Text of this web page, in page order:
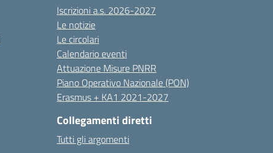
Iscrizioni a.s. 2026-2027
Le notizie
Le circolari
Calendario eventi
Attuazione Misure PNRR
Piano Operativo Nazionale (PON)
Erasmus + KA1 2021-2027
Collegamenti diretti
Tutti gli argomenti